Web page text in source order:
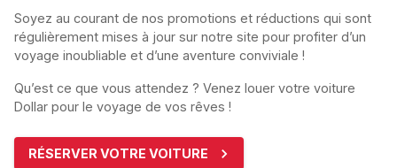
Soyez au courant de nos promotions et réductions qui sont
régulièrement mises à jour sur notre site pour profiter d’un
voyage inoubliable et d’une aventure conviviale !
Qu’est ce que vous attendez ? Venez louer votre voiture
Dollar pour le voyage de vos rêves !
RÉSERVER VOTRE VOITURE